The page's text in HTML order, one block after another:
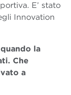
E’ stato
Innovation
la
Che
a